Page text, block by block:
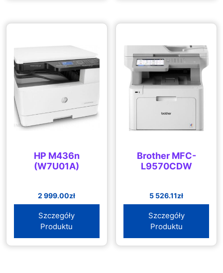
HP M436n
(W7U01A)
2 999.00zł
Szczegóły
Produktu
Brother MFC-
L9570CDW
5 526.11zł
Szczegóły
Produktu